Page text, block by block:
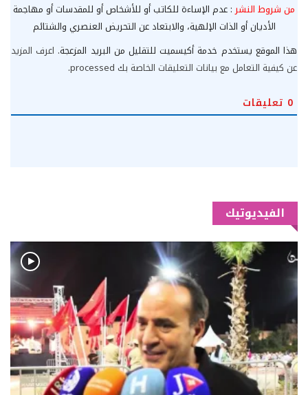
من شروط النشر: عدم الإساءة للكاتب أو للأشخاص أو للمقدسات أو مهاجمة
الأديان أو الذات الإلهية، والابتعاد عن التحريض العنصري والشتائم
هذا الموقع يستخدم خدمة أكيسميت للتقليل من البريد المزعجة. اعرف المزيد
عن كيفية التعامل مع بيانات التعليقات الخاصة بك processed
.
0 تعليقات
الفيديوتيك